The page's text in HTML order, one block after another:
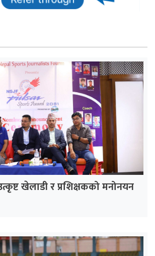
खेलाडी र प्रशिक्षकको मनोनयन